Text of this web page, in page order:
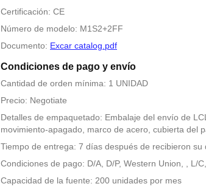
Certificación: CE
Número de modelo: M1S2+2FF
Documento: Excar catalog.pdf
Condiciones de pago y envío
Cantidad de orden mínima: 1 UNIDAD
Precio: Negotiate
Detalles de empaquetado: Embalaje del envío de
movimiento-apagado, marco de acero, cubierta del
Tiempo de entrega: 7 días después de recibieron su
Condiciones de pago: D/A, D/P, Western Union, , L/
Capacidad de la fuente: 200 unidades por mes